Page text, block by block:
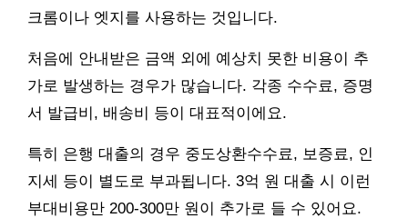
크롬이나 엣지를 사용하는 것입니다.
처음에 안내받은 금액 외에 예상치 못한 비용이 추
가로 발생하는 경우가 많습니다. 각종 수수료, 증명
서 발급비, 배송비 등이 대표적이에요.
특히 은행 대출의 경우 중도상환수수료, 보증료, 인
지세 등이 별도로 부과됩니다. 3억 원 대출 시 이런
부대비용만 200-300만 원이 추가로 들 수 있어요.